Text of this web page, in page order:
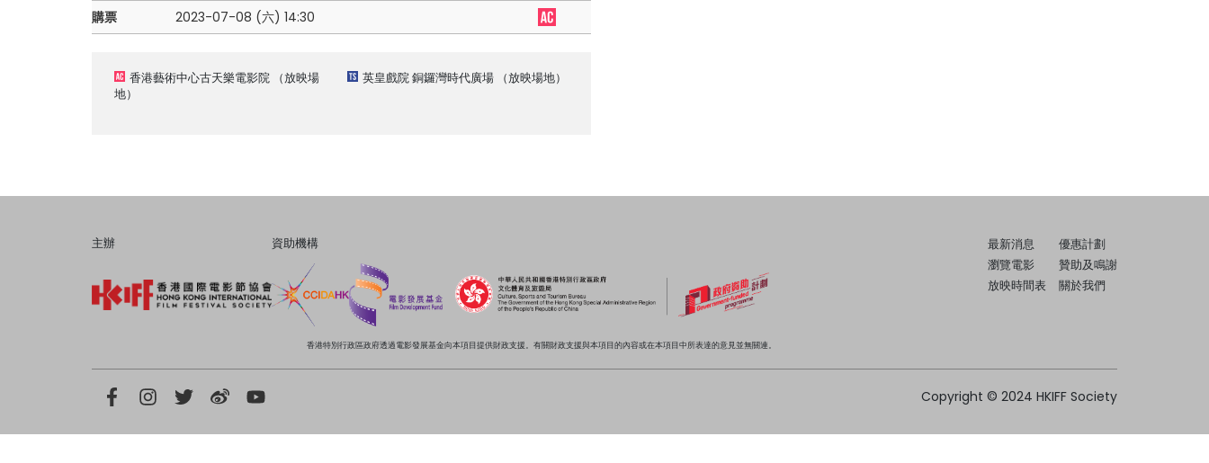
購票
2023-07-08 (六) 14:30
香港藝術中心古天樂電影院 （放映場
地）
英皇戲院 銅鑼灣時代廣場 （放映場地）
主辦 資助機構
最新消息
瀏覽電影
放映時間表
優惠計劃
贊助及鳴謝
關於我們
香港特別行政區政府透過電影發展基金向本項目提供財政支援。有關財政支援與本項目的內容或在本項目中所表達的意見並無關連。
Copyright © 2024 HKIFF Society